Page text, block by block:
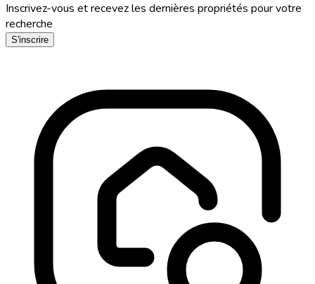
Inscrivez-vous et recevez les dernières propriétés pour votre
recherche
S'inscrire